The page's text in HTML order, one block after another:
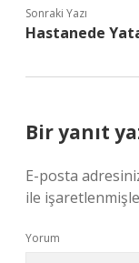
Sonraki Yazı
Hastanede
Bir yanıt
E-posta
ile
Yorum